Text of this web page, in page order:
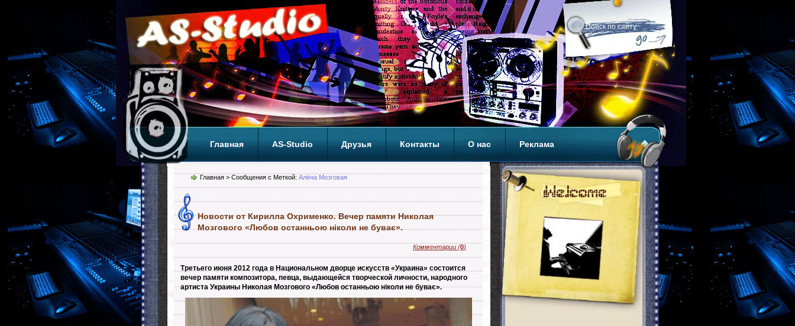
Главная AS-Studio Друзья Контакты О нас Реклама
Теги ТОП
Главная > Сообщения с Меткой: Алёна Мозговая
Новости от Кирилла Охрименко. Вечер памяти Николая
Мозгового «Любов останньою ніколи не буває».
Комментарии (0)
Третьего июня 2012 года в Национальном дворце искусств «Украина» состоится
вечер памяти композитора, певца, выдающейся творческой личности, народного
артиста Украины Николая Мозгового «Любов останньою ніколи не буває».